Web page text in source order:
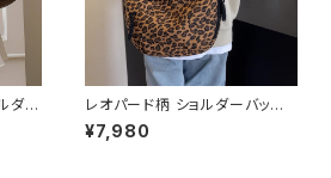
ダー
け
ゃれ
レオパード柄 ショルダーバッグ
ワンショルダーバッグ レディース
ヒョウ柄 バッグ カジュアル 軽量
¥7,980